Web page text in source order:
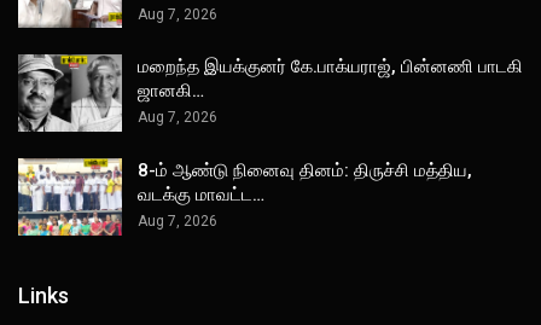
Aug 7, 2026
மறைந்த இயக்குனர் கே.பாக்யராஜ், பின்னணி பாடகி
ஜானகி…
Aug 7, 2026
8-ம் ஆண்டு நினைவு தினம்: திருச்சி மத்திய,
வடக்கு மாவட்ட…
Aug 7, 2026
Links